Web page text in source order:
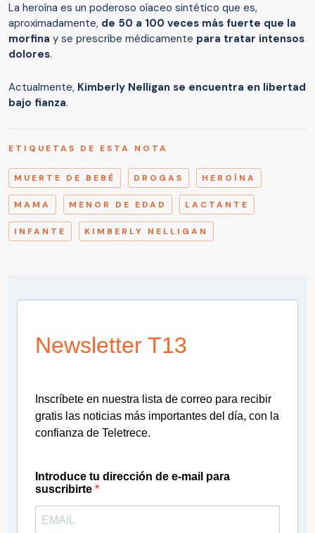
La heroína es un poderoso oíaceo sintético que es,
aproximadamente, de 50 a 100 veces más fuerte que la
morfina y se prescribe médicamente para tratar intensos
dolores.
Actualmente, Kimberly Nelligan se encuentra en libertad
bajo fianza.
ETIQUETAS DE ESTA NOTA
MUERTE DE BEBÉ DROGAS HEROÍNA
MAMA MENOR DE EDAD LACTANTE
INFANTE KIMBERLY NELLIGAN
Newsletter T13
Inscríbete en nuestra lista de correo para recibir
gratis las noticias más importantes del día, con la
confianza de Teletrece.
Introduce tu dirección de e-mail para
suscribirte